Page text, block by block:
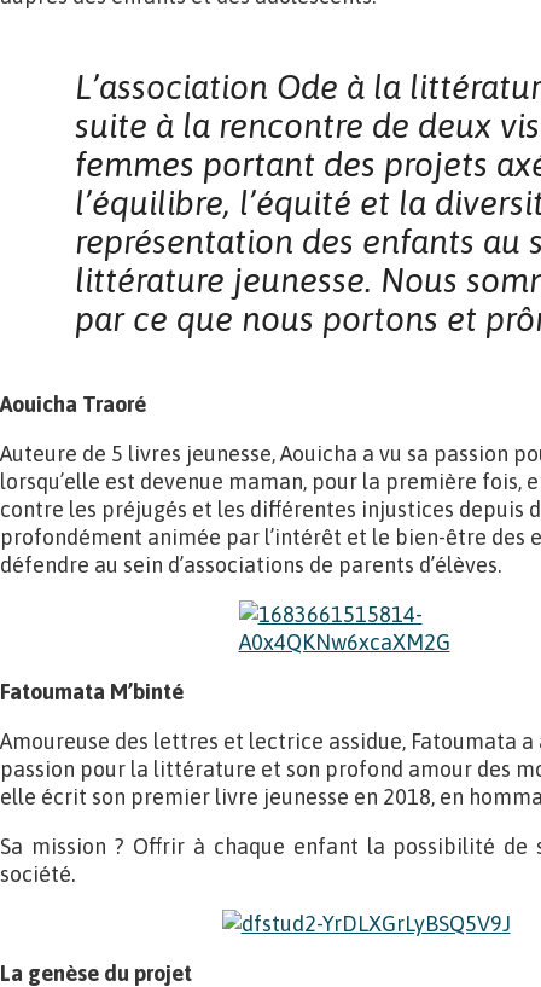
L’association Ode à la
suite à la rencontre de deux
femmes portant des projets
l’équilibre, l’équité et la
représentation des enfants au
littérature jeunesse. Nous
par ce que nous portons et
Aouicha Traoré
Auteure de 5 livres jeunesse, Aouicha a vu sa passion
lorsqu’elle est devenue maman, pour la première fois,
contre les préjugés et les différentes injustices depuis
profondément animée par l’intérêt et le bien-être des
défendre au sein d’associations de parents d’élèves.
Fatoumata M’binté
Amoureuse des lettres et lectrice assidue, Fatoumata
passion pour la littérature et son profond amour des
elle écrit son premier livre jeunesse en 2018, en
Sa mission ? Offrir à chaque enfant la possibilité de
société.
La genèse du projet